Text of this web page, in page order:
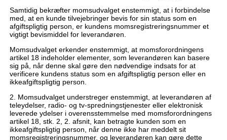
Samtidig bekræfter momsudvalget enstemmigt, at i forbindelse
med, at en kunde tilvejebringer bevis for sin status som en
afgiftspligtig person, er kundens momsregistreringsnummer et
vigtigt bevismiddel for leverandøren.
Momsudvalget erkender enstemmigt, at momsforordningens
artikel 18 indeholder elementer, som leverandøren kan basere
sig på, når denne skal gøre den nødvendige indsats for at
verificere kundens status som en afgiftspligtig person eller en
ikkeafgiftspligtig person.
2. Momsudvalget understreger enstemmigt, at leverandøren af
teleydelser, radio- og tv-spredningstjenester eller elektronisk
leverede ydelser i overensstemmelse med momsforordningens
artikel 18, stk. 2, 2. afsnit, kan betragte kunden som en
ikkeafgiftspligtig person, når denne ikke har meddelt sit
momsregistreringsnummer, og leverandøren kan gøre dette